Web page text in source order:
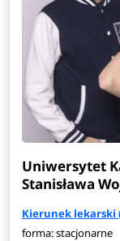
Uniwersytet
Stanisława
Kierunek lekarski
forma: stacjonarne